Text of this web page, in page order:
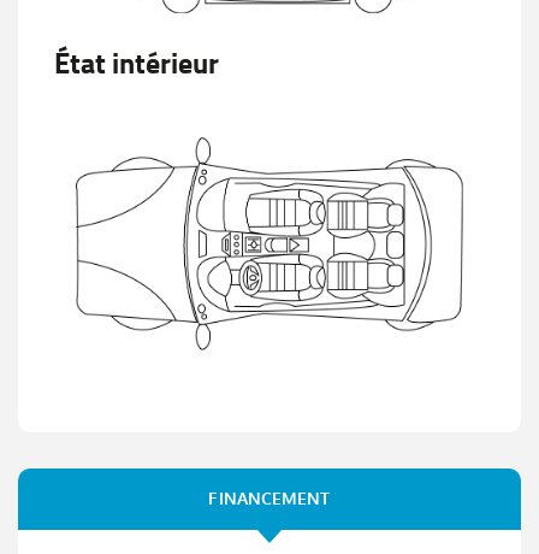
État intérieur
FINANCEMENT